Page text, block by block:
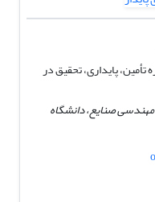
پایداری، تحقیق در
صنایع، دانشگاه